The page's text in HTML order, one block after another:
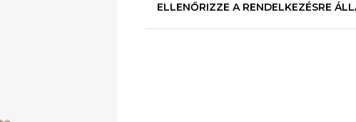
ELLENŐRIZZE A RENDELKEZÉSRE